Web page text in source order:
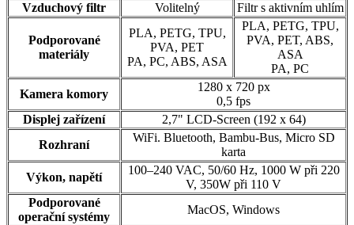
Vzduchový filtr
Volitelný Filtr s aktivním uhlím
Podporované
materiály
PLA, PETG, TPU,
PVA, PET
PA, PC, ABS, ASA
PLA, PETG, TPU,
PVA, PET, ABS,
ASA
PA, PC
Kamera komory
1280 x 720 px
0,5 fps
Displej zařízení
2,7" LCD-Screen (192 x 64)
Rozhraní
WiFi. Bluetooth, Bambu-Bus, Micro SD
karta
Výkon, napětí
100–240 VAC, 50/60 Hz, 1000 W při 220
V, 350W při 110 V
Podporované
operační systémy
MacOS, Windows